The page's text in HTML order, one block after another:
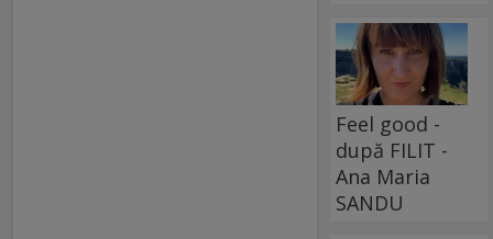
Feel good -
după FILIT -
Ana Maria
SANDU